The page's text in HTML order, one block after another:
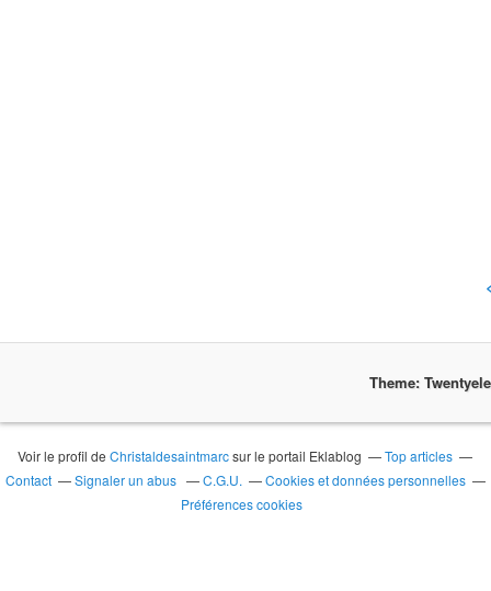
Theme:
Voir le profil deChristaldesaintmarcsur le portail Eklablog
Top articles
Contact
Signaler un abus C.G.U.
Cookies et données personnelles
Préférences cookies